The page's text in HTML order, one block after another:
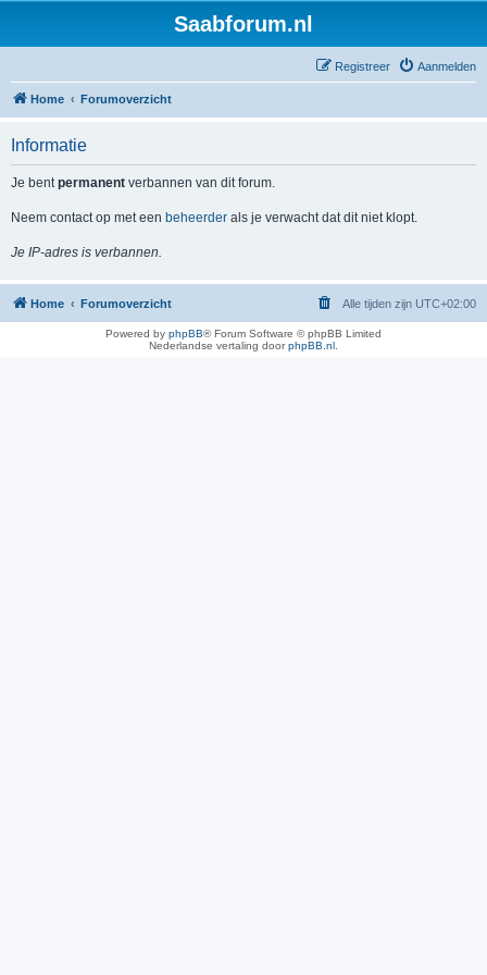
Saabforum.nl
Aanmelden
Registreer
Home Forumoverzicht
Informatie
Je bentpermanent verbannen van dit forum.
Neem contact op met een beheerder als je verwacht dat dit niet klopt.
Je IP-adres is verbannen.
Home Forumoverzicht Alle tijden zijn UTC+02:00
Powered by phpBB® Forum Software © phpBB Limited
Nederlandse vertaling doorphpBB.nl